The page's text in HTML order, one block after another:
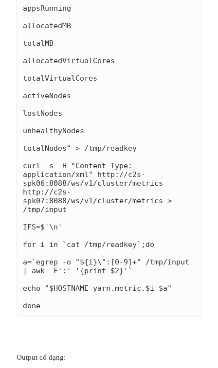
appsRunning
allocatedMB
totalMB
allocatedVirtualCores
totalVirtualCores
activeNodes
lostNodes
unhealthyNodes
totalNodes" > /tmp/readkey
curl -s -H "Content-Type:
application/xml" http://c2s-
spk06:8088/ws/v1/cluster/metrics
http://c2s-
spk07:8088/ws/v1/cluster/metrics >
/tmp/input
IFS=$'\n'
for i in `cat /tmp/readkey`;do
a=`egrep -o "${i}\":[0-9]+" /tmp/input
| awk -F':' '{print $2}'`
echo "$HOSTNAME yarn.metric.$i $a"
done
Output có dạng: